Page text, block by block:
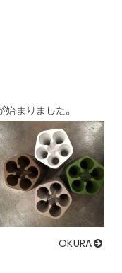
まりました。
OKURA